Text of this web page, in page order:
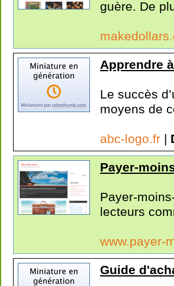
guère. De
Apprendre
Le succès
moyens de
abc-logo.fr |
Payer-
Payer-
lecteurs
www.payer-
Guide